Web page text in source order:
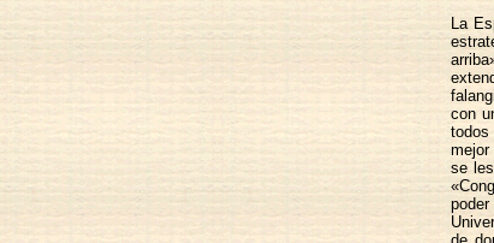
La
con
se